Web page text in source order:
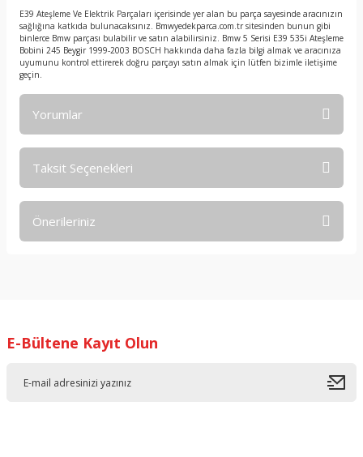
E39 Ateşleme Ve Elektrik Parçaları içerisinde yer alan bu parça sayesinde aracınızın
sağlığına katkıda bulunacaksınız. Bmwyedekparca.com.tr sitesinden bunun gibi
binlerce Bmw parçası bulabilir ve satın alabilirsiniz. Bmw 5 Serisi E39 535i Ateşleme
Bobini 245 Beygir 1999-2003 BOSCH hakkında daha fazla bilgi almak ve aracınıza
uyumunu kontrol ettirerek doğru parçayı satın almak için lütfen bizimle iletişime
geçin.
Yorumlar
Taksit Seçenekleri
Önerileriniz
Ürün resmi kalitesiz, bozuk veya görüntülenemiyor.
E-Bültene Kayıt Olun